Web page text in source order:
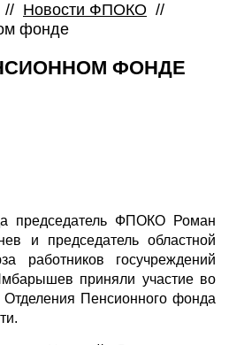
// Новости ФПОКО //
фонде
ФОНДЕ
председатель ФПОКО Роман
и председатель областной
работников госучреждений
приняли участие во
Отделения Пенсионного фонда